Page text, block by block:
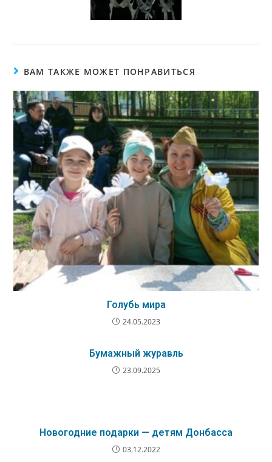
ВАМ ТАКЖЕ МОЖЕТ ПОНРАВИТЬСЯ
Голубь мира
24.05.2023
Бумажный журавль
23.09.2025
Новогодние подарки — детям Донбасса
03.12.2022